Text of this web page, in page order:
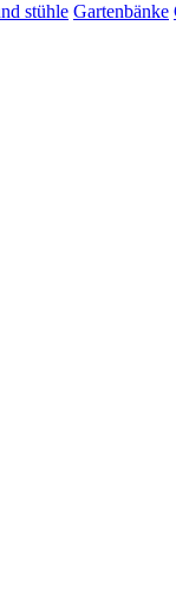
stühle Gartenbänke